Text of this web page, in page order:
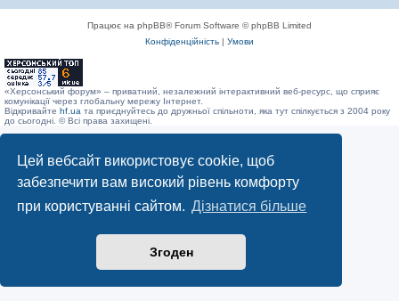
Цей вебсайт використовує cookie, щоб
забезпечити вам високий рівень комфорту
при користуванні сайтом. Дізнатися більше
Згоден
Працює на phpBB® Forum Software © phpBB Limited
Конфіденційність | Умови
«Херсонський форум» – приватний, незалежний інтерактивний веб-ресурс, що сприяє
комунікації через глобальну мережу Інтернет.
Відкривайте hf.ua та приєднуйтесь до дружньої спільноти, яка тут спілкується з 2004 року
до сьогодні. © Всі права захищені.